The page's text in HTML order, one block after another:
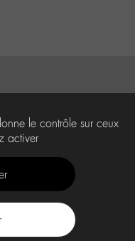
le contrôle sur ceux
activer